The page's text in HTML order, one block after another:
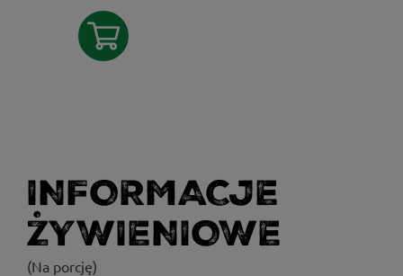
INFORMACJE
ŻYWIENIOWE
(Na porcję)